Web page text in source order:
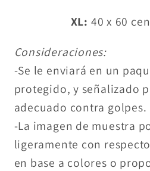
XL: 40 x 60
Consideraciones:
-Se le enviará en un
protegido, y señalizado
adecuado contra golpes.
-La imagen de muestra
ligeramente con
en base a colores o